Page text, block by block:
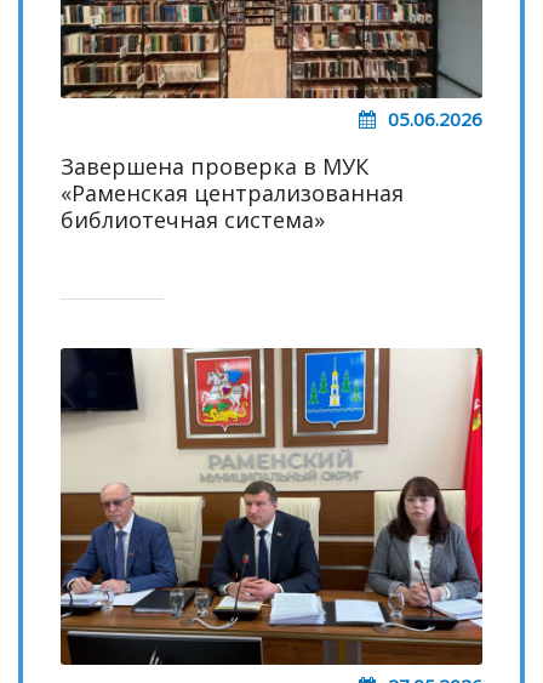
05.06.2026
Завершена проверка в МУК
«Раменская централизованная
библиотечная система»